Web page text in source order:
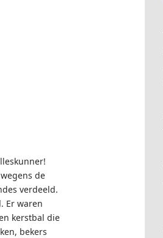
de
verdeeld.
Er waren
kerstbal die
bekers